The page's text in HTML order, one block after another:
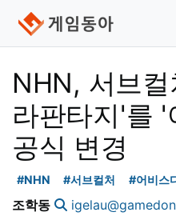
NHN, 서브
라판타지'를 '
공식 변경
#NHN #서브컬처 #어비스
조학동